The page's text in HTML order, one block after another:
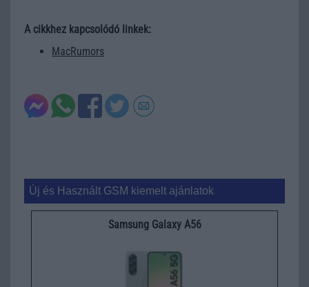
A cikkhez kapcsolódó linkek:
MacRumors
Új és Használt GSM kiemelt ajánlatok
Samsung Galaxy A56